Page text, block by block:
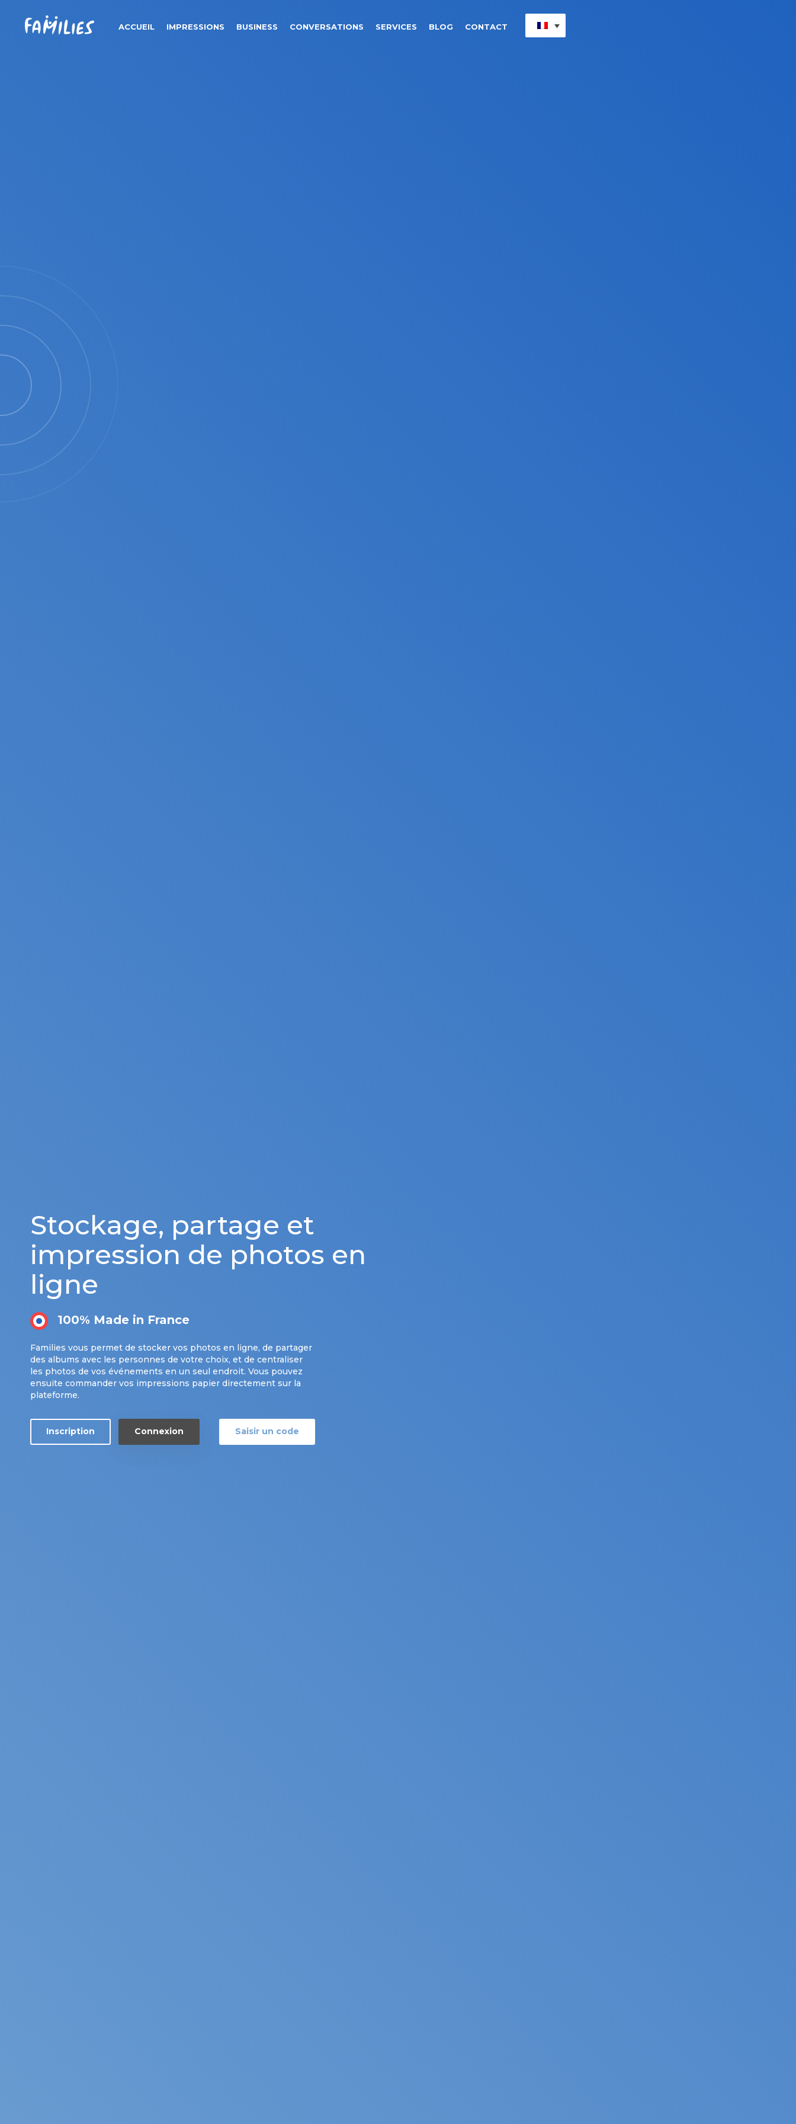
ACCUEIL IMPRESSIONS BUSINESS CONVERSATIONS SERVICES BLOG CONTACT
Stockage, partage et
impression de photos en
ligne
100% Made in France
Families vous permet de stocker vos photos en ligne, de partager
des albums avec les personnes de votre choix, et de centraliser
les photos de vos événements en un seul endroit. Vous pouvez
ensuite commander vos impressions papier directement sur la
plateforme.
Inscription Connexion Saisir un code